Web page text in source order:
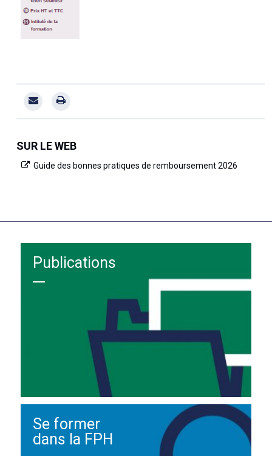
SUR LE WEB
Guide des bonnes pratiques de remboursement 2026
Publications
Se former
dans la FPH